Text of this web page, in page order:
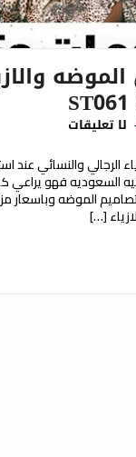
لا تعليقات
السعوديه فهو يراعي
الموضه وباسعار
[…]